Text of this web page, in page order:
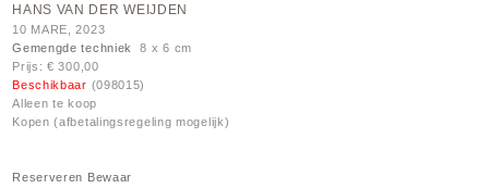
HANS VAN DER WEIJDEN
10 MARE, 2023
Gemengde techniek
8 x 6 cm
Prijs: € 300,00
Beschikbaar (098015)
Alleen te koop
Kopen (afbetalingsregeling mogelijk)
Reserveren Bewaar